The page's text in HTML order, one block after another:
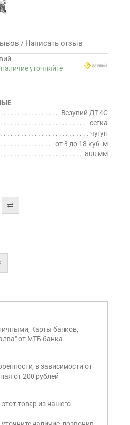
/ Написать отзыв
уточняйте
Везувий ДТ-4С
сетка
чугун
от 8 до 18 куб. м
800 мм
Карты банков,
от МТБ банка
в зависимости от
от 200 рублей
товар из нашего